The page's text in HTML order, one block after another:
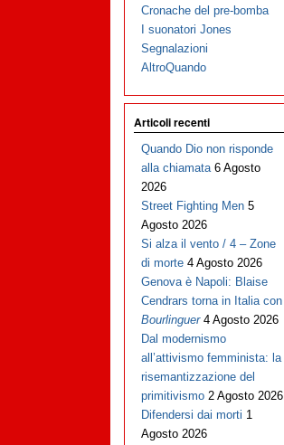
Cronache del pre-bomba
I suonatori Jones
Segnalazioni
AltroQuando
Articoli recenti
Quando Dio non risponde
alla chiamata 6 Agosto
2026
Street Fighting Men 5
Agosto 2026
Si alza il vento / 4 – Zone
di morte 4 Agosto 2026
Genova è Napoli: Blaise
Cendrars torna in Italia con
Bourlinguer 4 Agosto 2026
Dal modernismo
all’attivismo femminista: la
risemantizzazione del
primitivismo 2 Agosto 2026
Difendersi dai morti 1
Agosto 2026